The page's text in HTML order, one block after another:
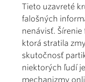
Tieto uzavreté
falošných
nenávisť.
ktorá stratila
skutočnosť
niektorých ľudí
mechanizmy